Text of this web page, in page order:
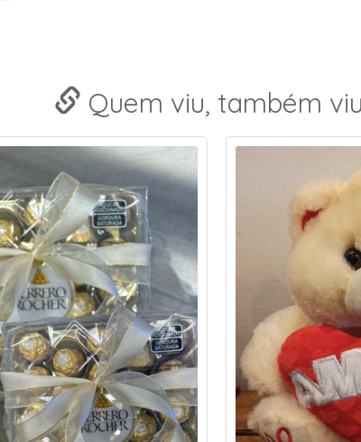
Quem viu, também